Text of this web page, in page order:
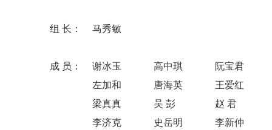
组 长： 马秀敏
成 员： 谢冰玉 高中琪
阮宝君
左加和
唐海英
王爱红
梁真真
吴 彭
赵 君
李济克
史岳明
李新仲